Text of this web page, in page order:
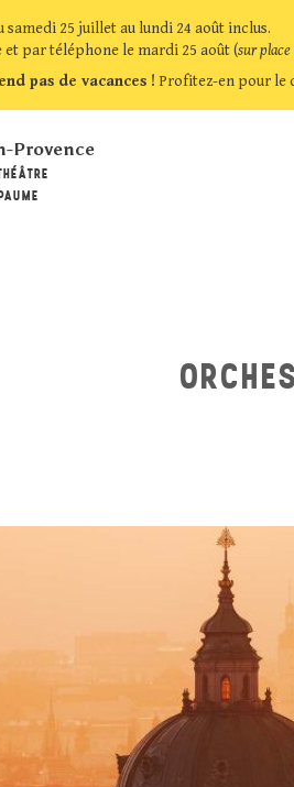
samedi 25 juillet au lundi 24 août inclus.
par téléphone le mardi 25 août (sur place
pas de vacances ! Profitez-en pour le
Provence